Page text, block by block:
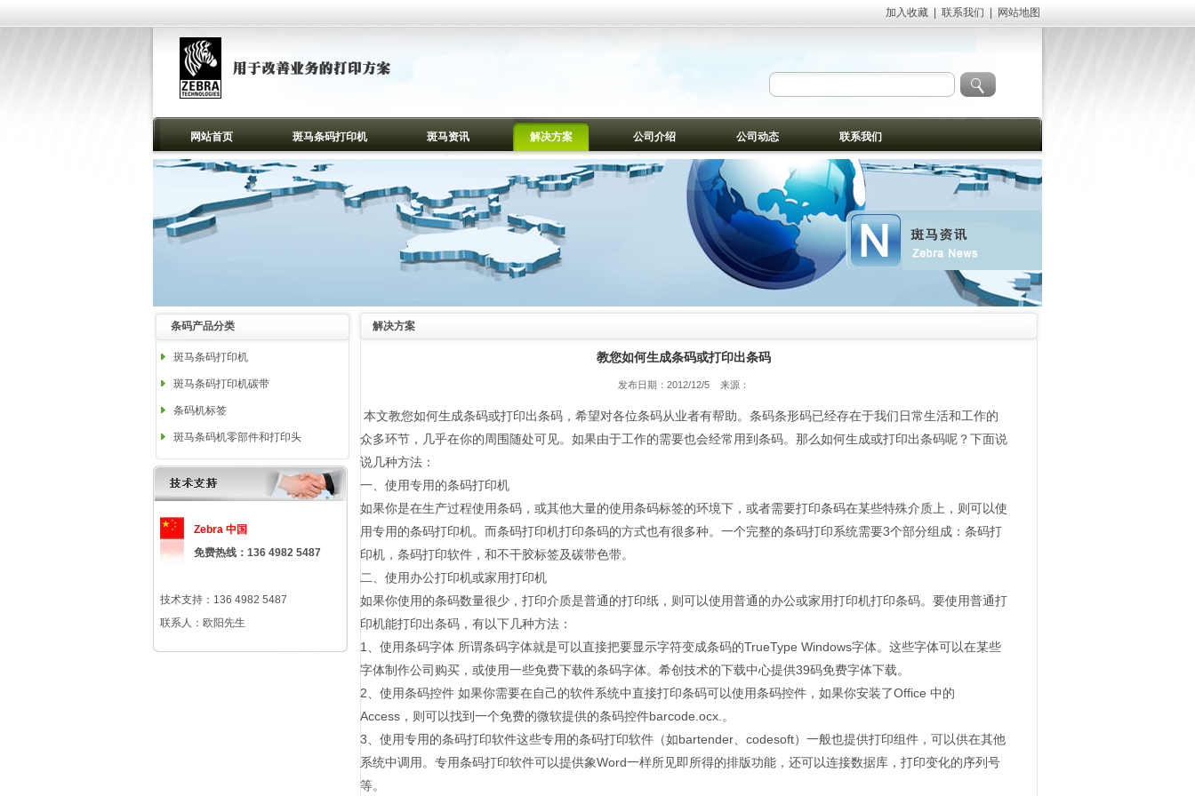
加入收藏 联系我们 网站地图
网站首页 斑马条码打印机 斑马资讯 解决方案 公司介绍 公司动态 联系我们
条码产品分类
斑马条码打印机
斑马条码打印机碳带
条码机标签
斑马条码机零部件和打印头
Zebra 中国
免费热线：136 4982 5487
技术支持：136 4982 5487
联系人：欧阳先生
解决方案
教您如何生成条码或打印出条码
发布日期：2012/12/5 来源：
本文教您如何生成条码或打印出条码，希望对各位条码从业者有帮助。条码条形码已经存在于我们日常生活和工作的
众多环节，几乎在你的周围随处可见。如果由于工作的需要也会经常用到条码。那么如何生成或打印出条码呢？下面说
说几种方法：
一、使用专用的条码打印机
如果你是在生产过程使用条码，或其他大量的使用条码标签的环境下，或者需要打印条码在某些特殊介质上，则可以使
用专用的条码打印机。而条码打印机打印条码的方式也有很多种。一个完整的条码打印系统需要3个部分组成：条码打
印机，条码打印软件，和不干胶标签及碳带色带。
二、使用办公打印机或家用打印机
如果你使用的条码数量很少，打印介质是普通的打印纸，则可以使用普通的办公或家用打印机打印条码。要使用普通打
印机能打印出条码，有以下几种方法：
1、使用条码字体 所谓条码字体就是可以直接把要显示字符变成条码的TrueType Windows字体。这些字体可以在某些
字体制作公司购买，或使用一些免费下载的条码字体。希创技术的下载中心提供39码免费字体下载。
2、使用条码控件 如果你需要在自己的软件系统中直接打印条码可以使用条码控件，如果你安装了Office 中的
Access，则可以找到一个免费的微软提供的条码控件barcode.ocx.。
3、使用专用的条码打印软件这些专用的条码打印软件（如bartender、codesoft）一般也提供打印组件，可以供在其他
系统中调用。专用条码打印软件可以提供象Word一样所见即所得的排版功能，还可以连接数据库，打印变化的序列号
等。